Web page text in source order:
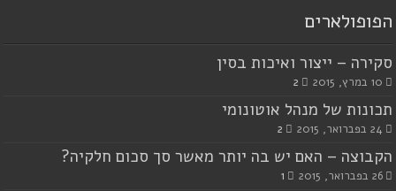
הפופולארים
סקירה – ייצור ואיכות בסין
10 במרץ, 2015 2
תכונות של מנהל אוטונומי
24 בפברואר, 2015 2
הקבוצה – האם יש בה יותר מאשר סך סכום חלקיה?
26 בפברואר, 2015 1